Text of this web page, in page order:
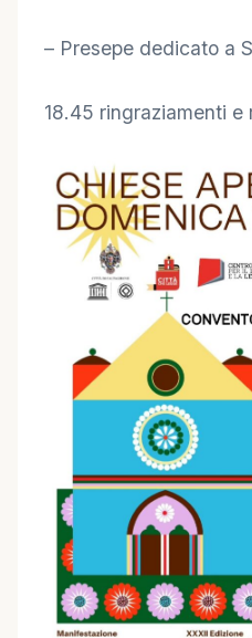
– Presepe dedicato a
18.45 ringraziamenti e